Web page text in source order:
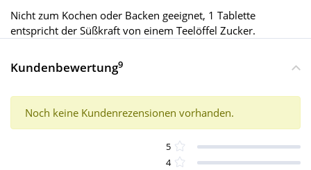
Nicht zum Kochen oder Backen geeignet, 1 Tablette
entspricht der Süßkraft von einem Teelöffel Zucker.
Kundenbewertung9
Noch keine Kundenrezensionen vorhanden.
5
4